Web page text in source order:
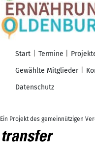
Start Termine
Gewählte Mitglieder
Datenschutz
Ein Projekt des gemeinnützigen